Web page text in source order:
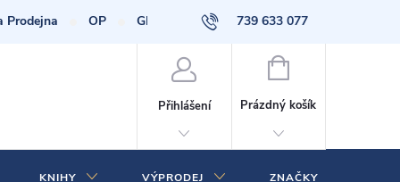
739 633 077
Prodejna OP GDPR
Přihlášení
NÁKUPNÍ
Prázdný košík
KNIHY VÝPRODEJ ZNAČKY